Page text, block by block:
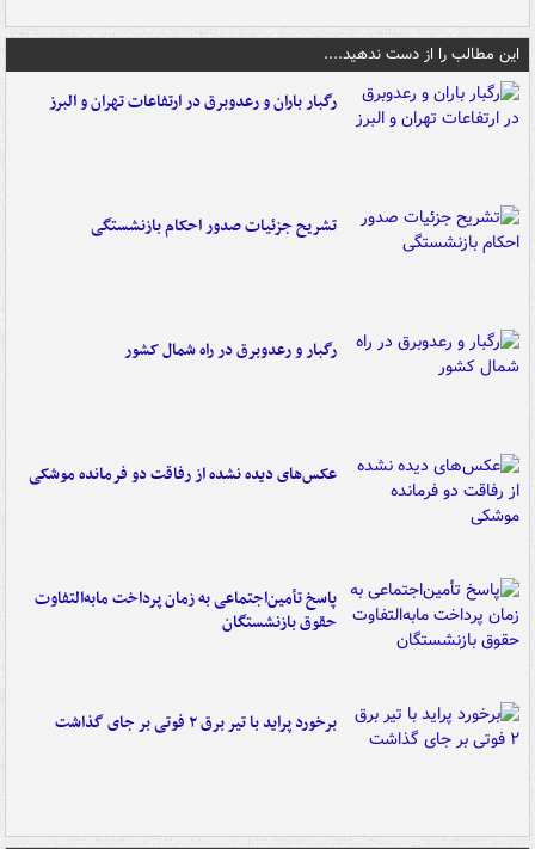
این مطالب را از دست ندهید....
رگبار باران و رعدوبرق در ارتفاعات تهران و البرز
تشریح جزئیات صدور احکام بازنشستگی
رگبار و رعدوبرق در راه شمال کشور
عکس‌های دیده نشده از رفاقت دو فرمانده‌ موشکی
پاسخ تأمین‌اجتماعی به زمان پرداخت مابه‌التفاوت
حقوق بازنشستگان
برخورد پراید با تیر برق ۲ فوتی بر جای گذاشت